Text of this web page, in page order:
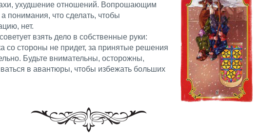
ухудшение отношений. Вопрошающим
понимания, что сделать, чтобы
нет.
взять дело в собственные руки:
со стороны не придет, за принятые решения
Будьте внимательны, осторожны,
в авантюры, чтобы избежать больших